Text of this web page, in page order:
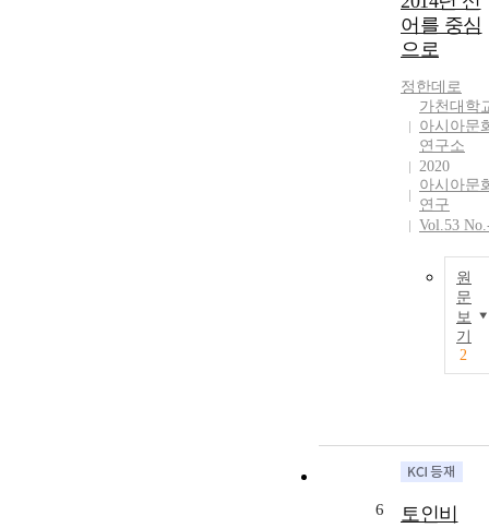
어를 중심
으로
정한데로
가천대학
아시아문
연구소
2020
아시아문
연구
Vol.53
원
문
보
기
2
6
토인비